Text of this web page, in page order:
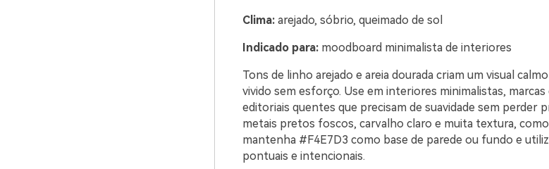
Clima:arejado, sóbrio, queimado de sol
Indicado para:moodboard minimalista de interiores
Tons de linho arejado e areia dourada criam um visual
vivido sem esforço. Use em interiores minimalistas,
editoriais quentes que precisam de suavidade sem perder
metais pretos foscos, carvalho claro e muita textura,
mantenha #F4E7D3 como base de parede ou fundo e
pontuais e intencionais.